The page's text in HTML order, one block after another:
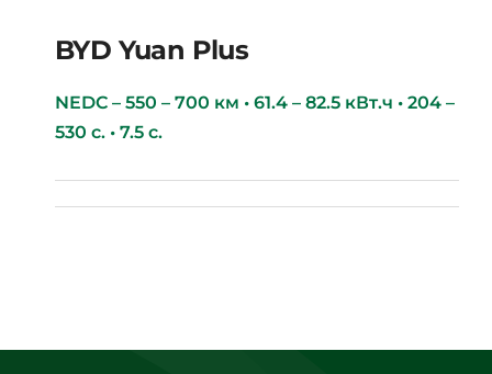
BYD Yuan Plus
BYD Yuan Plus
NEDC – 550 – 700 км • 61.4 – 82.5 кВт.ч • 204 –
530 с. • 7.5 с.